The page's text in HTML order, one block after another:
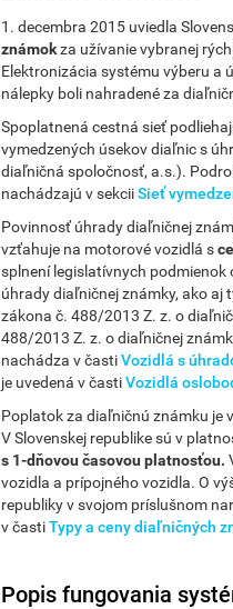
1. decembra 2015 uviedla
známokza užívanie vybranej
Elektronizácia systému výberu a
nálepky boli nahradené za
Spoplatnená cestná sieť
vymedzených úsekov diaľnic s
diaľničná spoločnosť, a.s.).
nachádzajú v sekciiSieť
Povinnosť úhrady diaľničnej
vzťahuje na motorové vozidlá s
splnení legislatívnych
úhrady diaľničnej známky, ako aj
zákona č. 488/2013 Z. z. o
488/2013 Z. z. o diaľničnej
nachádza v častiVozidlá s
je uvedená v častiVozidlá
Poplatok za diaľničnú známku je
V Slovenskej republike sú v
s 1-dňovou časovou platnosťou.
vozidla a prípojného vozidla. O
republiky v svojom príslušnom
v častiTypy a ceny diaľničných
Popis fungovania